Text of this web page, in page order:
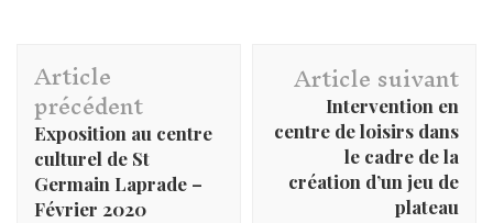
Navigation
d'article
Article
précédent
Exposition au centre
culturel de St
Germain Laprade –
Février 2020
Article suivant
Intervention en
centre de loisirs dans
le cadre de la
création d’un jeu de
plateau